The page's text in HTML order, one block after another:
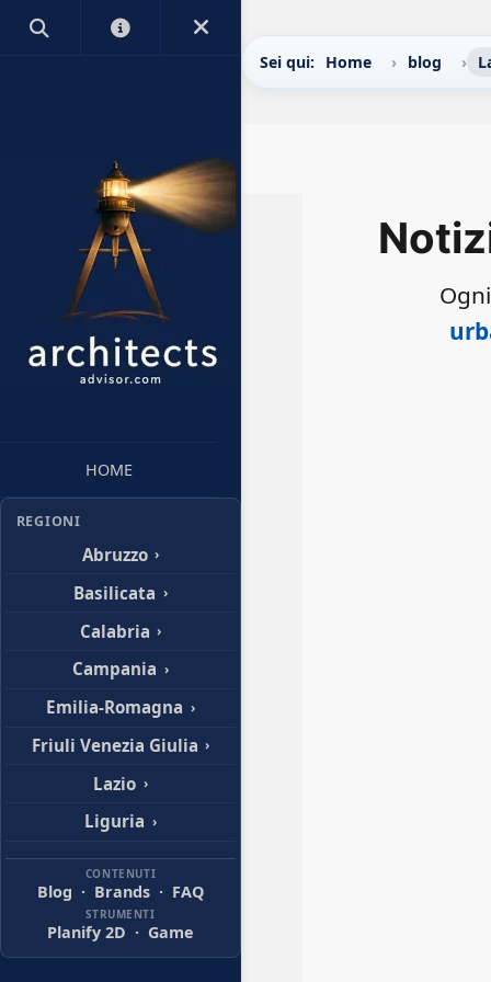
HOME
REGIONI
Abruzzo ›
Basilicata ›
Calabria ›
Campania ›
Emilia-Romagna ›
Friuli Venezia Giulia ›
Lazio ›
Liguria ›
Lombardia ›
Marche
Molise ›
CONTENUTI
Blog · Brands · FAQ
STRUMENTI
Planify 2D · Game
Sei qui: Home blog